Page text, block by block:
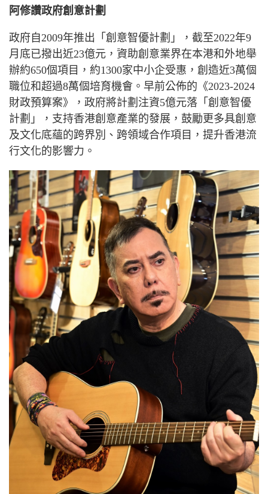
阿修讚政府創意計劃
政府自 2009年推出「創意智優計劃」，截至2022年9
月底已撥出近23億元，資助創意業界在本港和外地舉
辦約650個項目，約1300家中小企受惠，創造近3萬個
職位和超過8萬個培育機會。早前公佈的《2023-2024
財政預算案》，政府將計劃注資5億元落「創意智優
計劃」，支持香港創意產業的發展，鼓勵更多具創意
及文化底蘊的跨界別、跨領域合作項目，提升香港流
行文化的影響力。